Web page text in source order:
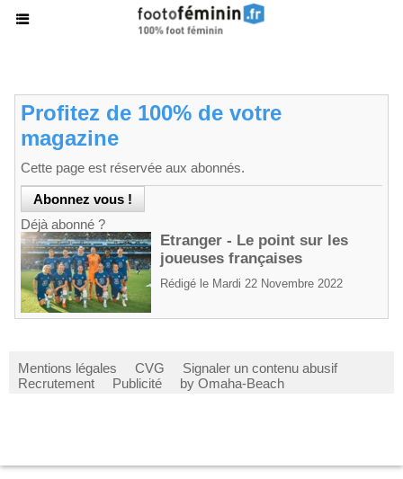
Profitez de 100% de votre
magazine
Cette page est réservée aux abonnés.
Déjà abonné ?
Etranger - Le point sur les
joueuses françaises
Rédigé le Mardi 22 Novembre 2022
Mentions légales CVG
Signaler un contenu abusif
Recrutement
Publicité by Omaha-Beach